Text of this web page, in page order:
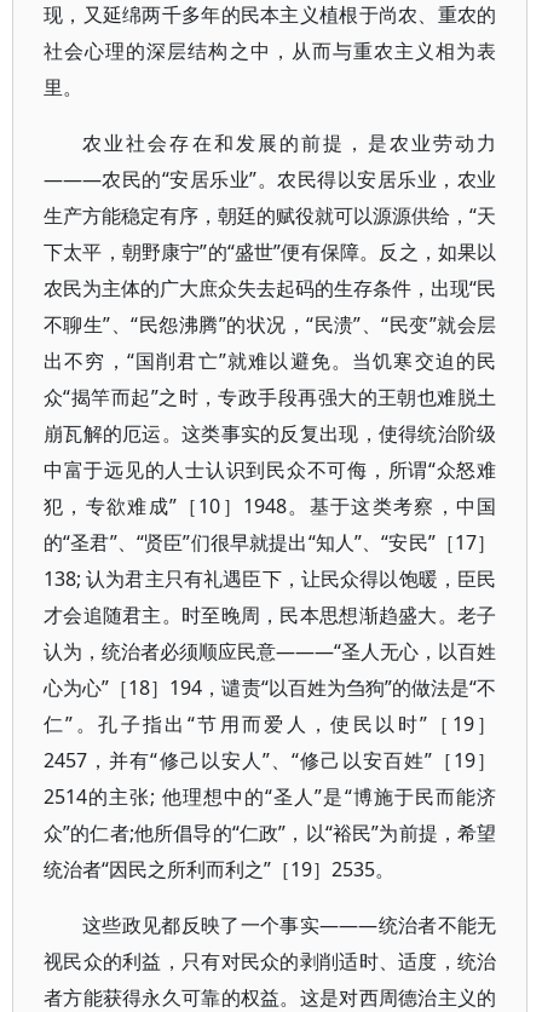
现，又延绵两千多年的民本主义植根于尚农、重农的
社会心理的深层结构之中，从而与重农主义相为表
里。
农业社会存在和发展的前提，是农业劳动力
———农民的“安居乐业”。农民得以安居乐业，农业
生产方能稳定有序，朝廷的赋役就可以源源供给，“天
下太平，朝野康宁”的“盛世”便有保障。反之，如果以
农民为主体的广大庶众失去起码的生存条件，出现“民
不聊生”、“民怨沸腾”的状况，“民溃”、“民变”就会层
出不穷，“国削君亡”就难以避免。当饥寒交迫的民
众“揭竿而起”之时，专政手段再强大的王朝也难脱土
崩瓦解的厄运。这类事实的反复出现，使得统治阶级
中富于远见的人士认识到民众不可侮，所谓“众怒难
犯，专欲难成”［10］1948。基于这类考察，中国
的“圣君”、“贤臣”们很早就提出“知人”、“安民”［17］
138; 认为君主只有礼遇臣下，让民众得以饱暖，臣民
才会追随君主。时至晚周，民本思想渐趋盛大。老子
认为，统治者必须顺应民意———“圣人无心，以百姓
心为心”［18］194，谴责“以百姓为刍狗”的做法是“不
仁”。孔子指出“节用而爱人，使民以时”［19］
2457，并有“修己以安人”、“修己以安百姓”［19］
2514的主张; 他理想中的“圣人”是“博施于民而能济
众”的仁者;他所倡导的“仁政”，以“裕民”为前提，希望
统治者“因民之所利而利之”［19］2535。
这些政见都反映了一个事实———统治者不能无
视民众的利益，只有对民众的剥削适时、适度，统治
者方能获得永久可靠的权益。这是对西周德治主义的